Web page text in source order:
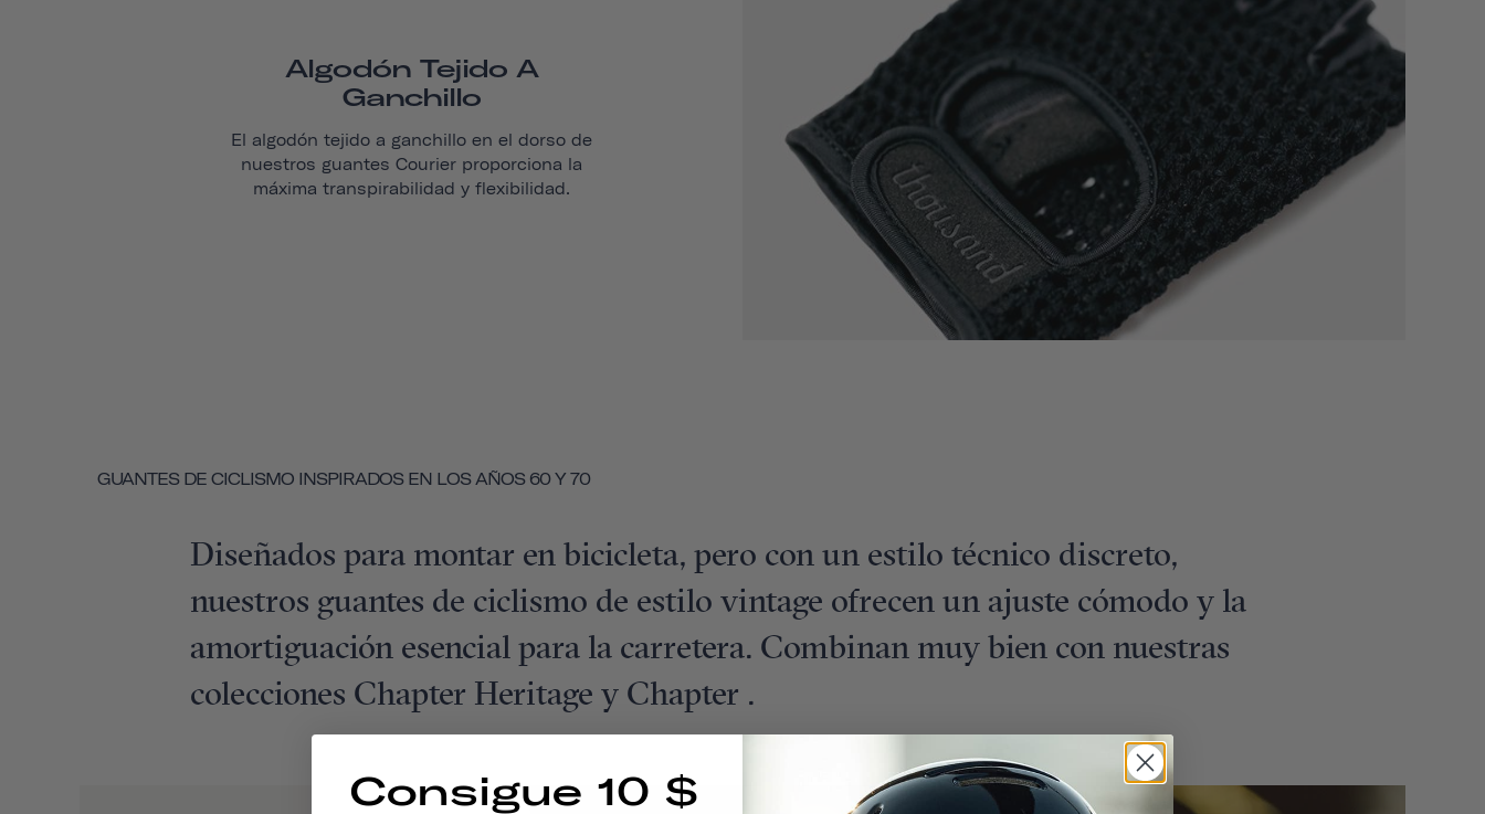
Algodón Tejido A
Ganchillo
El algodón tejido a ganchillo en el dorso de
nuestros guantes Courierproporciona la
máxima transpirabilidad y flexibilidad.
GUANTES DE CICLISMO INSPIRADOS EN LOS AÑOS 60 Y 70
Diseñados para montar en bicicleta, pero con un estilo técnico discreto,
nuestros guantes de ciclismo de estilo vintage ofrecen un ajuste cómodo y la
amortiguación esencial para la carretera. Combinan muy bien con nuestras
colecciones Chapter Heritage y Chapter .
Consigue 10 $